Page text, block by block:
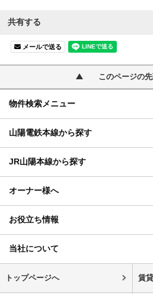
共有する
メールで送る
このページの
物件検索メニュー
山陽電鉄本線から探す
JR山陽本線から探す
オーナー様へ
お役立ち情報
当社について
トップページへ 賃